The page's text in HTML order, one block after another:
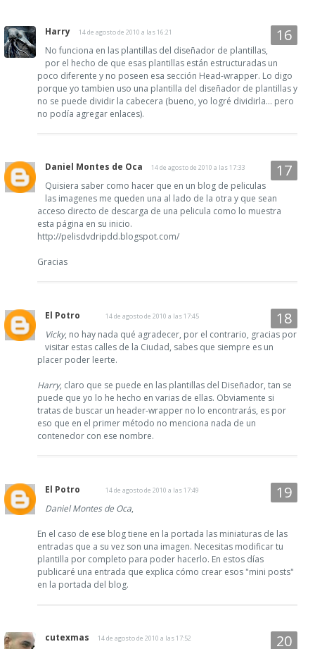
Harry 14 de agosto de 2010 a las 16:21
No funciona en las plantillas del diseñador de plantillas,
por el hecho de que esas plantillas están estructuradas un
poco diferente y no poseen esa sección Head-wrapper. Lo digo
porque yo tambien uso una plantilla del diseñador de plantillas y
no se puede dividir la cabecera (bueno, yo logré dividirla... pero
no podía agregar enlaces).
Daniel Montes de Oca 14 de agosto de 2010 a las 17:33
Quisiera saber como hacer que en un blog de peliculas
las imagenes me queden una al lado de la otra y que sean
acceso directo de descarga de una pelicula como lo muestra
esta página en su inicio.
http://pelisdvdripdd.blogspot.com/
Gracias
El Potro 14 de agosto de 2010 a las 17:45
Vicky, no hay nada qué agradecer, por el contrario, gracias por
visitar estas calles de la Ciudad, sabes que siempre es un
placer poder leerte.
Harry, claro que se puede en las plantillas del Diseñador, tan se
puede que yo lo he hecho en varias de ellas. Obviamente si
tratas de buscar un header-wrapper no lo encontrarás, es por
eso que en el primer método no menciona nada de un
contenedor con ese nombre.
El Potro 14 de agosto de 2010 a las 17:49
Daniel Montes de Oca,
En el caso de ese blog tiene en la portada las miniaturas de las
entradas que a su vez son una imagen. Necesitas modificar tu
plantilla por completo para poder hacerlo. En estos días
publicaré una entrada que explica cómo crear esos "mini posts"
en la portada del blog.
cutexmas 14 de agosto de 2010 a las 17:52